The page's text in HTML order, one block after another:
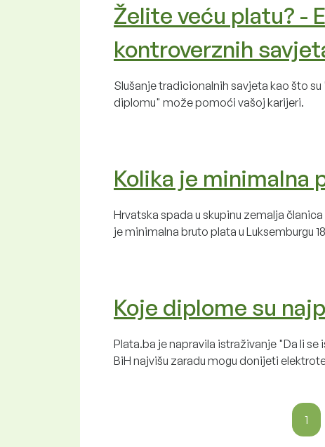
Želite veću platu? -
kontroverznih
Slušanje tradicionalnih savjeta kao što
diplomu" može pomoći vašoj karijeri.
Kolika je minimalna
Hrvatska spada u skupinu zemalja
je minimalna bruto plata u Luksemburgu
Koje diplome su
Plata.ba je napravila istraživanje "Da li se
BiH najvišu zaradu mogu donijeti
1